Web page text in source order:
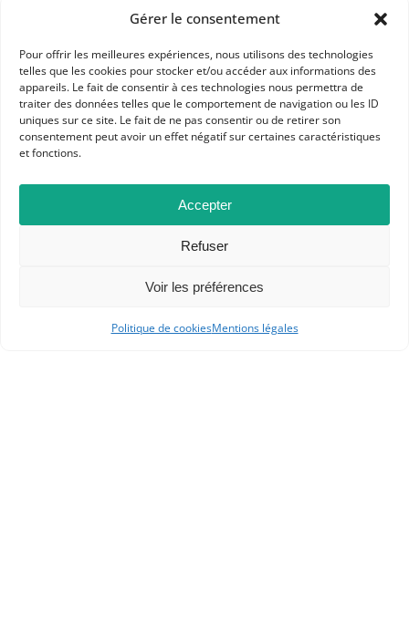
Gérer le consentement
Pour offrir les meilleures expériences, nous utilisons des technologies
telles que les cookies pour stocker et/ou accéder aux informations des
appareils. Le fait de consentir à ces technologies nous permettra de
traiter des données telles que le comportement de navigation ou les ID
uniques sur ce site. Le fait de ne pas consentir ou de retirer son
consentement peut avoir un effet négatif sur certaines caractéristiques
et fonctions.
Accepter
Refuser
Voir les préférences
Politique de cookiesMentions légales
elles plus accueillir les Jeux Olympiques ? le cas des JO
2020.
– P.Gillon, F.Grosjean, L.Ravenel,Atlas du sport
mondial, Autrement, 2010.
– D.Scott, N.L.B. Knoles, S.Ma, M.Rutty, R. Steiger, «
Climate change and the future of the Olympic Winter
© Les services de la Rédaction d’Historiens &
, 02/04/2024. Tous droits réservés.
Dans les catégories